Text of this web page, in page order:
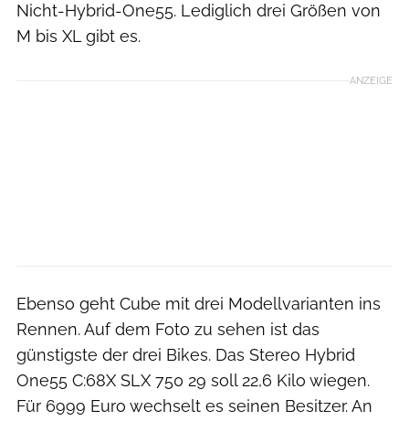
Nicht-Hybrid-One55. Lediglich drei Größen von
M bis XL gibt es.
ANZEIGE
Ebenso geht Cube mit drei Modellvarianten ins
Rennen. Auf dem Foto zu sehen ist das
günstigste der drei Bikes. Das Stereo Hybrid
One55 C:68X SLX 750 29 soll 22,6 Kilo wiegen.
Für 6999 Euro wechselt es seinen Besitzer. An